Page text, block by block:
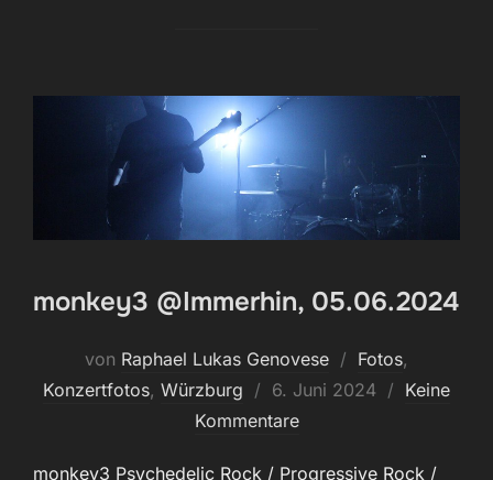
monkey3 @Immerhin, 05.06.2024
von Raphael Lukas Genovese Fotos,
Konzertfotos, Würzburg
Veröffentlicht
am
6. Juni 2024
Keine
Kommentare
monkey3 Psychedelic Rock / Progressive Rock /